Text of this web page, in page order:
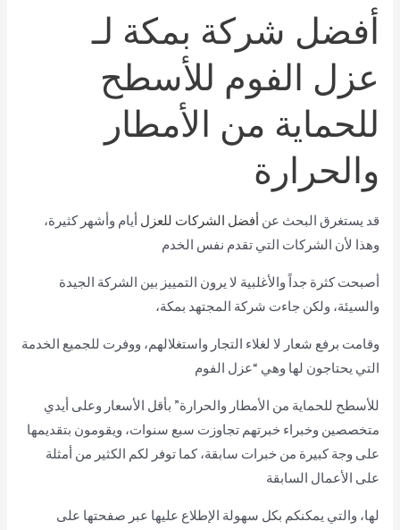
أفضل شركة بمكة لـ
عزل الفوم للأسطح
للحماية من الأمطار
والحرارة
قد يستغرق البحث عن أفضل الشركات للعزل أيام وأشهر كثيرة،
وهذا لأن الشركات التي تقدم نفس الخدم
أصبحت كثرة جداً والأغلبية لا يرون التمييز بين الشركة الجيدة
والسيئة، ولكن جاءت شركة المجتهد بمكة،
وقامت برفع شعار لا لغلاء التجار واستغلالهم، ووفرت للجميع الخدمة
التي يحتاجون لها وهي “عزل الفوم
للأسطح للحماية من الأمطار والحرارة” بأقل الأسعار وعلى أيدي
متخصصين وخبراء خبرتهم تجاوزت سبع سنوات، ويقومون بتقديمها
على وجة كبيرة من خبرات سابقة، كما توفر لكم الكثير من أمثلة
على الأعمال السابقة
لها، والتي يمكنكم بكل سهولة الإطلاع عليها عبر صفحتها على